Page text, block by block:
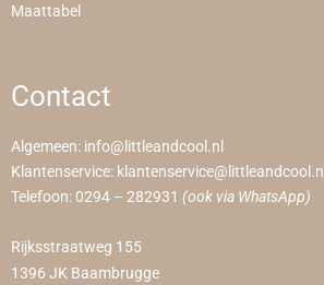
Maattabel
Contact
Algemeen: info@littleandcool.nl
Klantenservice: klantenservice@littleandcool.nl
Telefoon: 0294 – 282931 (ook via WhatsApp)
Rijksstraatweg 155
1396 JK Baambrugge